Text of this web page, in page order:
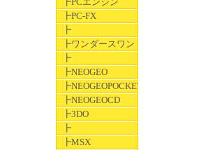
┣PC-FX
┣
┣ワンダースワン
┣
┣NEOGEO
┣NEOGEOPOCKET
┣NEOGEOCD
┣3DO
┣
┣MSX